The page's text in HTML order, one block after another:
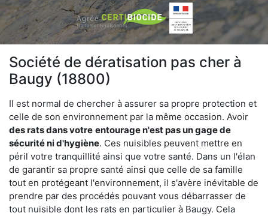
Société de dératisation pas cher à
Baugy (18800)
Il est normal de chercher à assurer sa propre protection et
celle de son environnement par la même occasion. Avoir
des rats dans votre entourage n'est pas un gage de
sécurité ni d'hygiène. Ces nuisibles peuvent mettre en
péril votre tranquillité ainsi que votre santé. Dans un l'élan
de garantir sa propre santé ainsi que celle de sa famille
tout en protégeant l'environnement, il s'avère inévitable de
prendre par des procédés pouvant vous débarrasser de
tout nuisible dont les rats en particulier à Baugy. Cela